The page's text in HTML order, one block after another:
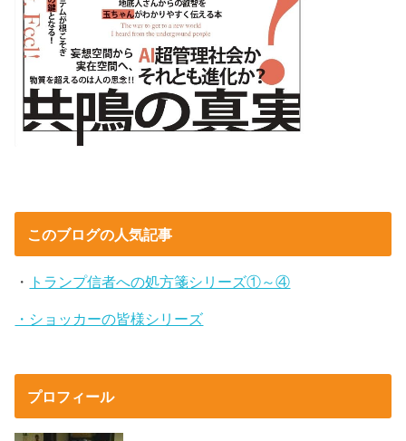
このブログの人気記事
・ トランプ信者への処方箋シリーズ①～④
・ショッカーの皆様シリーズ
プロフィール